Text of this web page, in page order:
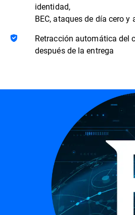
identidad,
BEC, ataques de día cero
Retracción automática del
después de la entrega